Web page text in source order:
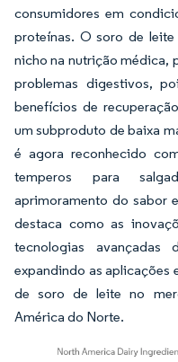
consumidores em
proteínas. O soro de
nicho na nutrição médica,
problemas digestivos,
benefícios de
um subproduto de baixa
é agora reconhecido
temperos para
aprimoramento do sabor
destaca como as
tecnologias
expandindo as aplicações
de soro de leite no
América do Norte.